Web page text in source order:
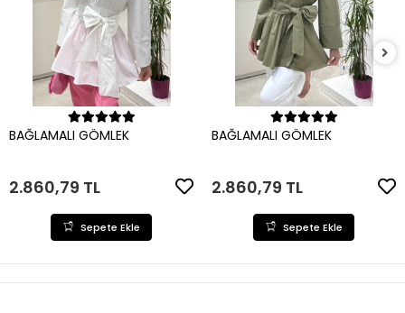
Sepete Ekle
BAĞLAMALI GÖMLEK
2.860,79 TL
Sepete Ekle
Sepete Ekle
BAĞLAMALI GÖMLEK
2.860,79 TL
Sepete Ekle